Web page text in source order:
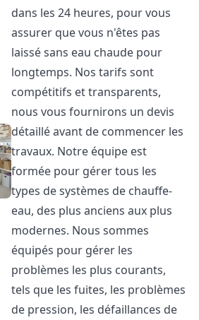
dans les 24 heures, pour vous
assurer que vous n'êtes pas
laissé sans eau chaude pour
longtemps. Nos tarifs sont
compétitifs et transparents,
nous vous fournirons un devis
détaillé avant de commencer les
travaux. Notre équipe est
formée pour gérer tous les
types de systèmes de chauffe-
eau, des plus anciens aux plus
modernes. Nous sommes
équipés pour gérer les
problèmes les plus courants,
tels que les fuites, les problèmes
de pression, les défaillances de